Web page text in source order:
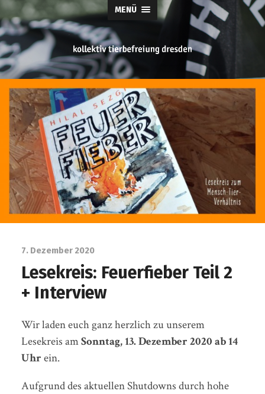
MENÜ
tierbefreiung
dresden
7. Dezember 2020
Lesekreis: Feuerfieber Teil 2
+ Interview
Wir laden euch ganz herzlich zu unserem
Lesekreis amSonntag, 13. Dezember 2020 ab 14
Uhr ein.
Aufgrund des aktuellen Shutdowns durch hohe